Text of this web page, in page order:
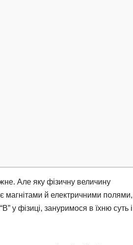
Але яку фізичну величину
магнітами й електричними
у фізиці, зануримося в їхню суть і